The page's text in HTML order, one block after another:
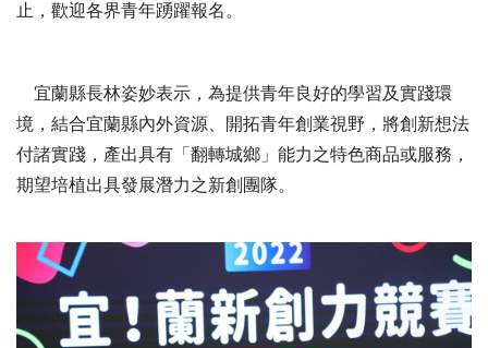
止，歡迎各界青年踴躍報名。
宜蘭縣長林姿妙表示，為提供青年良好的學習及實踐環
境，結合宜蘭縣內外資源、開拓青年創業視野，將創新想法
付諸實踐，產出具有「翻轉城鄉」能力之特色商品或服務，
期望培植出具發展潛力之新創團隊。